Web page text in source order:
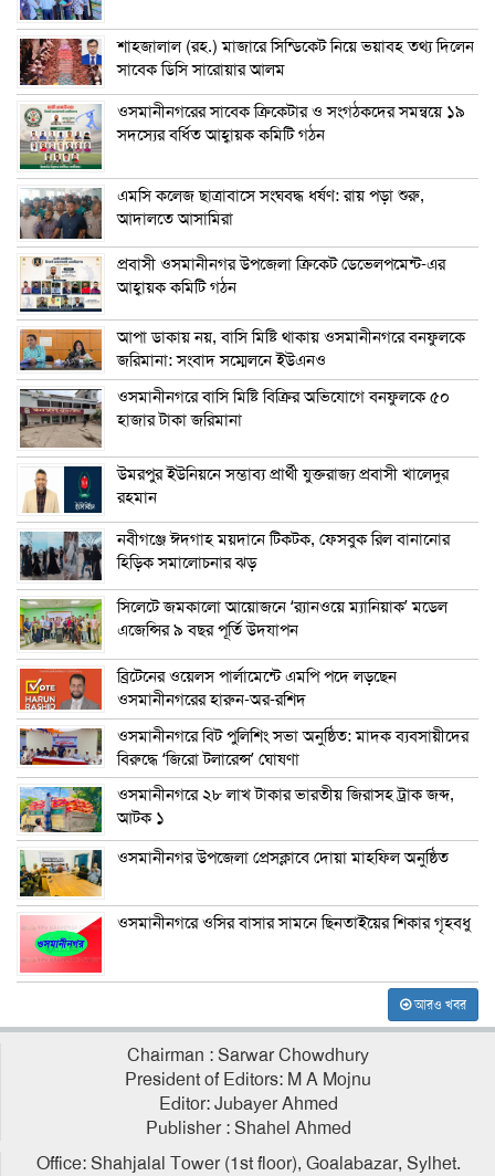
শাহজালাল (রহ.) মাজারে সিন্ডিকেট নিয়ে ভয়াবহ তথ্য দিলেন
সাবেক ডিসি সারোয়ার আলম
ওসমানীনগরের সাবেক ক্রিকেটার ও সংগঠকদের সমন্বয়ে ১৯
সদস্যের বর্ধিত আহ্বায়ক কমিটি গঠন
এম‌সি কলেজ ছাত্রাবাসে সংঘবদ্ধ ধর্ষণ: রায় পড়া শুরু,
আদালতে আসামিরা
প্রবাসী ওসমানীনগর উপজেলা ক্রিকেট ডেভেলপমেন্ট-এর
আহ্বায়ক কমিটি গঠন
আপা ডাকায় নয়, বাসি মিষ্টি থাকায় ওসমানীনগরে বনফুলকে
জরিমানা: সংবাদ সম্মেলনে ইউএনও
ওসমানীনগরে বাসি মিষ্টি বিক্রির অভিযোগে বনফুলকে ৫০
হাজার টাকা জরিমানা
উমরপুর ইউনিয়নে সম্ভাব্য প্রার্থী যুক্তরাজ্য প্রবাসী খালেদুর
রহমান
নবীগঞ্জে ঈদগাহ ময়দানে টিকটক, ফেসবুক রিল বানানোর
হিড়িক সমালোচনার ঝড়
সিলেটে জমকালো আয়োজনে ‘র‍্যানওয়ে ম্যানিয়াক’ মডেল
এজেন্সির ৯ বছর পূর্তি উদযাপন
ব্রিটেনের ওয়েলস পার্লামেন্টে এমপি পদে লড়ছেন
ওসমানীনগরের হারুন-অর-রশিদ
ওসমানীনগরে বিট পুলিশিং সভা অনুষ্ঠিত: মাদক ব্যবসায়ীদের
বিরুদ্ধে ‘জিরো টলারেন্স’ ঘোষণা
ওসমানীনগরে ২৮ লাখ টাকার ভারতীয় জিরাসহ ট্রাক জব্দ,
আটক ১
ওসমানীনগর উপজেলা প্রেসক্লাবে দোয়া মাহফিল অনুষ্ঠিত
ওসমানীনগরে ওসির বাসার সামনে ছিনতাইয়ের শিকার গৃহবধু
আরও খবর
Chairman : Sarwar Chowdhury
President of Editors: M A Mojnu
Editor: Jubayer Ahmed
Publisher : Shahel Ahmed
Office: Shahjalal Tower (1st floor), Goalabazar, Sylhet.